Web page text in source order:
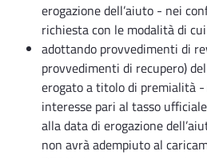
erogazione dell’aiuto - nei
richiesta con le modalità di
adottando provvedimenti di
provvedimenti di recupero)
erogato a titolo di premialità
interesse pari al tasso
alla data di erogazione
non avrà adempiuto al